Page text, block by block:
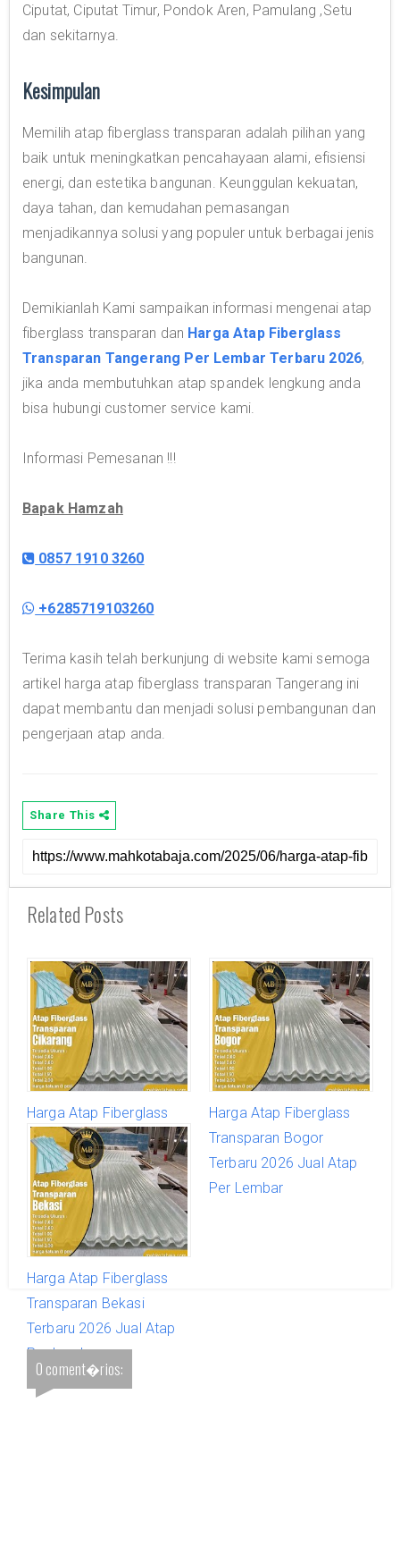
Ciputat, Ciputat Timur, Pondok Aren, Pamulang ,Setu
dan sekitarnya.
Kesimpulan
Memilih atap fiberglass transparan adalah pilihan yang
baik untuk meningkatkan pencahayaan alami, efisiensi
energi, dan estetika bangunan. Keunggulan kekuatan,
daya tahan, dan kemudahan pemasangan
menjadikannya solusi yang populer untuk berbagai jenis
bangunan.
Demikianlah Kami sampaikan informasi mengenai atap
fiberglass transparan dan Harga Atap Fiberglass
Transparan Tangerang Per Lembar Terbaru 2026,
jika anda membutuhkan atap spandek lengkung anda
bisa hubungi customer service kami.
Informasi Pemesanan !!!
Bapak Hamzah
0857 1910 3260
+6285719103260
Terima kasih telah berkunjung di website kami semoga
artikel harga atap fiberglass transparan Tangerang ini
dapat membantu dan menjadi solusi pembangunan dan
pengerjaan atap anda.
Share This
Related Posts
Harga Atap Fiberglass
Transparan Cikarang
Terbaru 2026 Jual Atap
Per Lembar
Harga Atap Fiberglass
Transparan Bogor
Terbaru 2026 Jual Atap
Per Lembar
Harga Atap Fiberglass
Transparan Bekasi
Terbaru 2026 Jual Atap
Per Lembar
0 coment�rios: